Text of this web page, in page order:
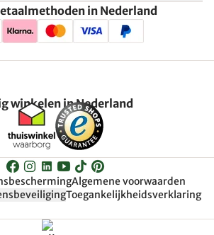
in Nederland
winkelen in Nederland
Algemene voorwaarden
Toegankelijkheidsverklaring